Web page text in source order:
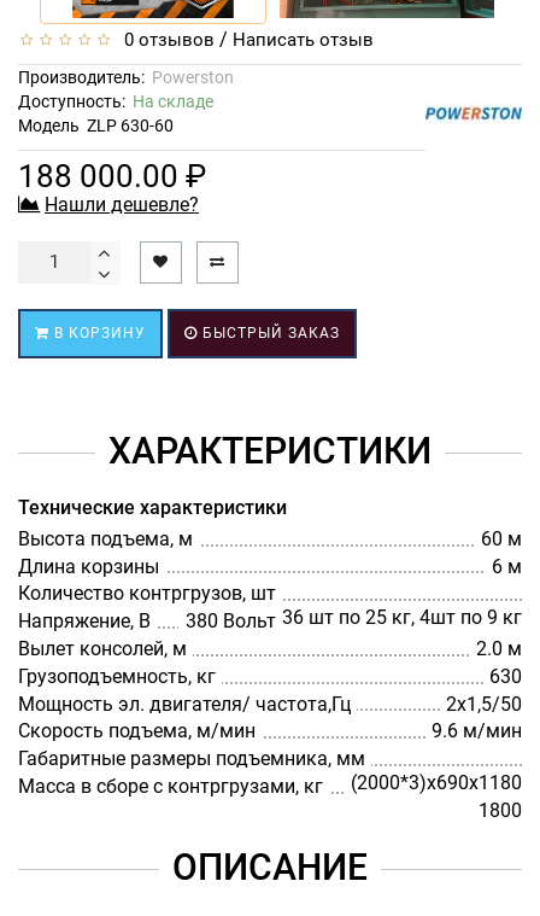
0 отзывов / Написать отзыв
Производитель: Powerston
Доступность: На складе
Модель ZLP 630-60
188 000.00 ₽
Нашли дешевле?
В КОРЗИНУ БЫСТРЫЙ ЗАКАЗ
ХАРАКТЕРИСТИКИ
Технические характеристики
Высота подъема, м
60 м
Длина корзины
6 м
Количество контргрузов, шт
36 шт по 25 кг, 4шт по 9 кг
Напряжение, В
380 Вольт
Вылет консолей, м
2.0 м
Грузоподъемность, кг
630
Мощность эл. двигателя/ частота,Гц
2х1,5/50
Скорость подъема, м/мин
9.6 м/мин
Габаритные размеры подъемника, мм
(2000*3)х690х1180
Масса в сборе с контргрузами, кг
1800
ОПИСАНИЕ